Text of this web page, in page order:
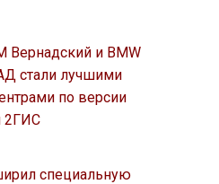
и BMW
стали лучшими
по версии
2ГИС
специальную